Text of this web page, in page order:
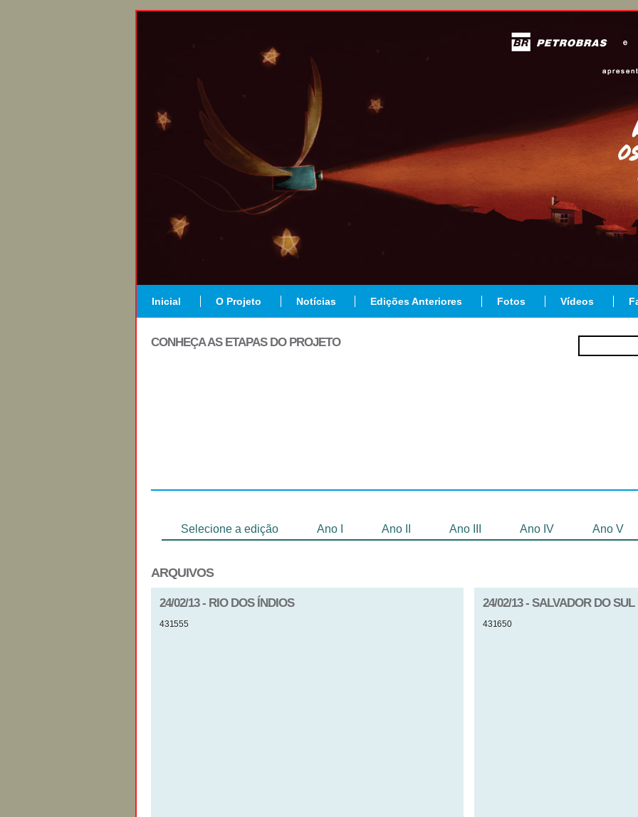
Inicial O Projeto Notícias Edições Anteriores Fotos Vídeos
CONHEÇA AS ETAPAS DO PROJETO
Selecione a edição Ano I Ano II Ano III Ano IV Ano V
ARQUIVOS
24/02/13 - RIO DOS ÍNDIOS
431555
24/02/13 - SALVADOR DO SUL
431650